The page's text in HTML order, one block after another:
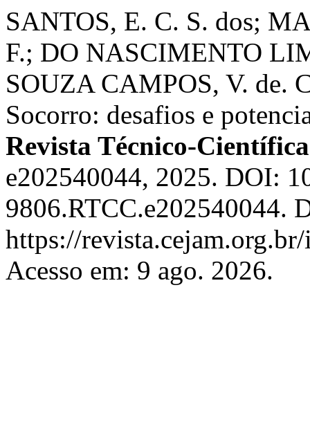
SANTOS, E. C. S. dos;
F.; DO NASCIMENTO
SOUZA CAMPOS, V. de.
Socorro: desafios e
Revista Técnico-
e202540044, 2025. DOI:
9806.RTCC.e202540044.
https://
Acesso em: 9 ago. 2026.